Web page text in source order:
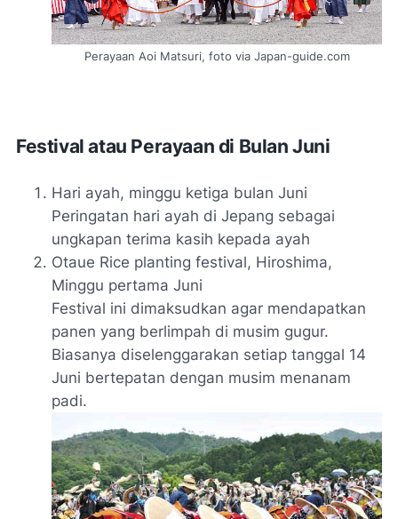
Perayaan Aoi Matsuri, foto via Japan-guide.com
Festival atau Perayaan di Bulan Juni
Hari ayah, minggu ketiga bulan Juni
Peringatan hari ayah di Jepang sebagai
ungkapan terima kasih kepada ayah
Otaue Rice planting festival, Hiroshima,
Minggu pertama Juni
Festival ini dimaksudkan agar mendapatkan
panen yang berlimpah di musim gugur.
Biasanya diselenggarakan setiap tanggal 14
Juni bertepatan dengan musim menanam
padi.